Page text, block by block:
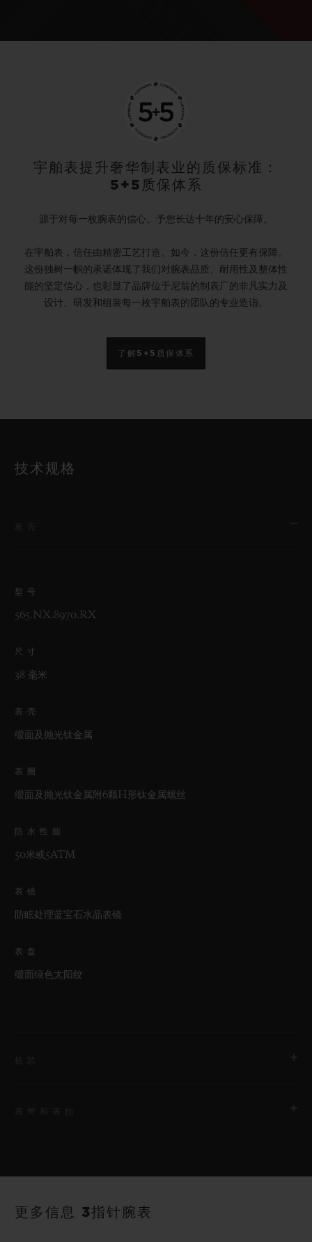
宇舶表提升奢华制表业的质保标准：
5+5质保体系
源于对每一枚腕表的信心。予您长达十年的安心保障。
在宇舶表，信任由精密工艺打造。如今，这份信任更有保障。
这份独树一帜的承诺体现了我们对腕表品质、耐用性及整体性
能的坚定信心，也彰显了品牌位于尼翁的制表厂的非凡实力及
设计、研发和组装每一枚宇舶表的团队的专业造诣。
了解5+5质保体系
技术规格
型号
565.NX.8970.RX
尺寸
38 毫米
表壳
缎面及抛光钛金属
表圈
缎面及抛光钛金属附6颗H形钛金属螺丝
防水性能
50米或5ATM
表镜
防眩处理蓝宝石水晶表镜
表盘
缎面绿色太阳纹
约48小时
表带
更多信息 3指针腕表